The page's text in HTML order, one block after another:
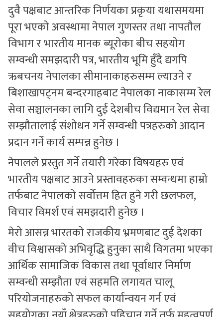
दुवै पक्षबाट आन्तरिक निर्णयका प्रकृया यथासमयमा
पूरा भएको अवस्थामा नेपाल गुणस्तर तथा नापतौल
विभाग र भारतीय मानक ब्यूरोका बीच सहयोग
सम्वन्धी समझदारी पत्र, भारतीय भूमि हुँदै द्यगपि
ऋबचनय नेपालका सीमानाकाहरुसम्म ल्याउने र
बिशाखापट्नम बन्दरगाहबाट नेपालका नाकासम्म रेल
सेवा सञ्चालनका लागि दुई देशबीच विद्यमान रेल सेवा
सम्झौतालाई संशोधन गर्ने सम्वन्धी पत्रहरुको आदान
प्रदान गर्ने कार्य सम्पन्न हुनेछ ।
नेपालले प्रस्तुत गर्ने तयारी गरेका विषयहरु एवं
भारतीय पक्षबाट आउने प्रस्तावहरुका सम्वन्धमा हाम्रो
तर्फबाट नेपालको सर्वोत्तम हित हुने गरी छलफल,
विचार विमर्श एवं समझदारी हुनेछ ।
मेरो आसन्न भारतको राजकीय भ्रमणबाट दुई देशका
वीच विश्वासको अभिवृद्धि हुनुका साथै विगतमा भएका
आर्थिक सामाजिक विकास तथा पूर्वाधार निर्माण
सम्वन्धी सम्झौता एवं सहमति लगायत चालू
परियोजनाहरुको सफल कार्यान्वयन गर्न एवं